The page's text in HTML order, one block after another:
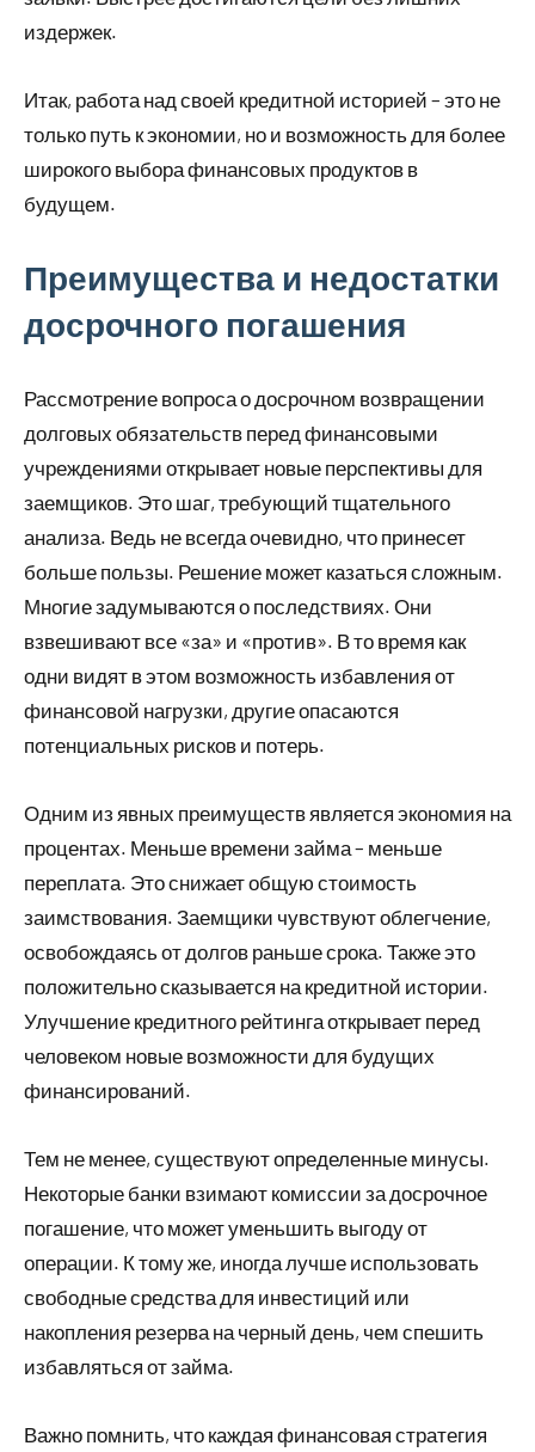
издержек.
Итак, работа над своей кредитной историей – это не
только путь к экономии, но и возможность для более
широкого выбора финансовых продуктов в
будущем.
Преимущества и недостатки
досрочного погашения
Рассмотрение вопроса о досрочном возвращении
долговых обязательств перед финансовыми
учреждениями открывает новые перспективы для
заемщиков. Это шаг, требующий тщательного
анализа. Ведь не всегда очевидно, что принесет
больше пользы. Решение может казаться сложным.
Многие задумываются о последствиях. Они
взвешивают все «за» и «против». В то время как
одни видят в этом возможность избавления от
финансовой нагрузки, другие опасаются
потенциальных рисков и потерь.
Одним из явных преимуществ является экономия на
процентах. Меньше времени займа – меньше
переплата. Это снижает общую стоимость
заимствования. Заемщики чувствуют облегчение,
освобождаясь от долгов раньше срока. Также это
положительно сказывается на кредитной истории.
Улучшение кредитного рейтинга открывает перед
человеком новые возможности для будущих
финансирований.
Тем не менее, существуют определенные минусы.
Некоторые банки взимают комиссии за досрочное
погашение, что может уменьшить выгоду от
операции. К тому же, иногда лучше использовать
свободные средства для инвестиций или
накопления резерва на черный день, чем спешить
избавляться от займа.
Важно помнить, что каждая финансовая стратегия